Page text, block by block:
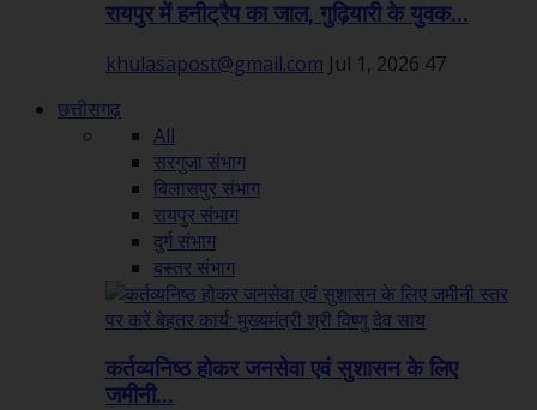
रायपुर में हनीट्रैप का जाल, गुढ़ियारी के युवक...
khulasapost@gmail.com Jul 1, 2026 47
छत्तीसगढ़
All
सरगुजा संभाग
बिलासपुर संभाग
रायपुर संभाग
दुर्ग संभाग
बस्तर संभाग
कर्तव्यनिष्ठ होकर जनसेवा एवं सुशासन के लिए
जमीनी...